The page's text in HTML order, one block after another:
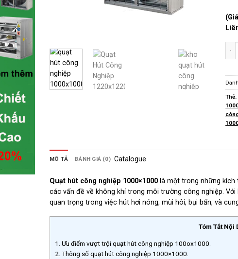
Thẻ:
MÔ TẢ ĐÁNH GIÁ (0) Catalogue
Quạt hút công nghiệp 1000×1000 là một trong những
các vấn đề về không khí trong môi trường công nghiệp.
quan trọng trong việc hút hơi nóng, mùi hôi, bụi bẩn, và
Tóm Tắt Nội
1.
Ưu điểm vượt trội quạt hút công nghiệp 100ox1000.
2. Thông số quạt hút công nghiệp 1000×1000.